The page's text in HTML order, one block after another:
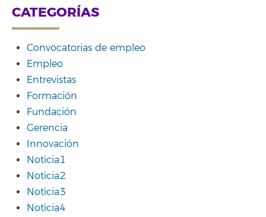
CATEGORÍAS
Convocatorias de empleo
Empleo
Entrevistas
Formación
Fundación
Gerencia
Innovación
Noticia1
Noticia2
Noticia3
Noticia4